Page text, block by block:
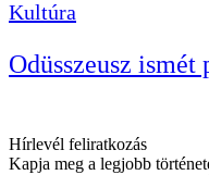
Kultúra
Odüsszeusz ismét
Hírlevél feliratkozás
Kapja meg a legjobb